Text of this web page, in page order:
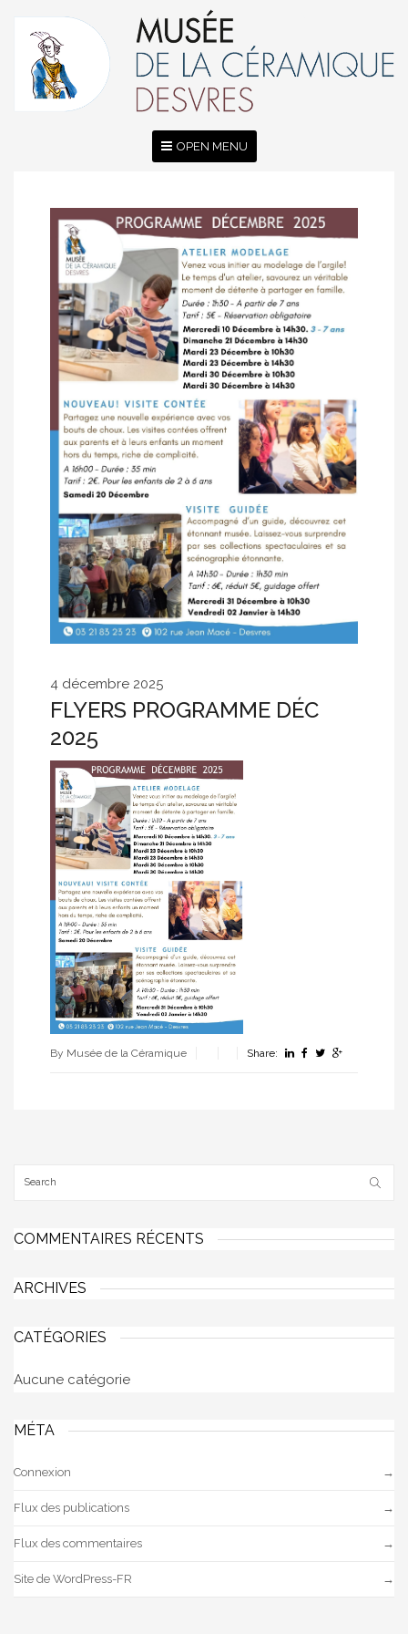
OPEN MENU
4 décembre 2025
FLYERS PROGRAMME DÉC
2025
By Musée de la Céramique Share:
COMMENTAIRES RÉCENTS
ARCHIVES
CATÉGORIES
Aucune catégorie
MÉTA
Connexion
Flux des publications
Flux des commentaires
Site de WordPress-FR